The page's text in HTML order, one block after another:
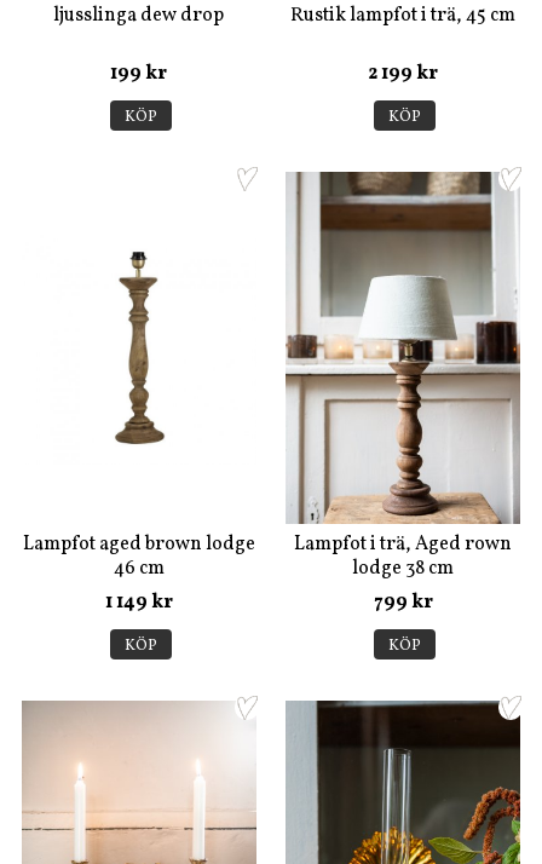
ljusslinga dew drop
199 kr
KÖP
Rustik lampfot i trä, 45 cm
2 199 kr
KÖP
Lampfot aged brown lodge
46 cm
1 149 kr
KÖP
Lampfot i trä, Aged rown
lodge 38 cm
799 kr
KÖP